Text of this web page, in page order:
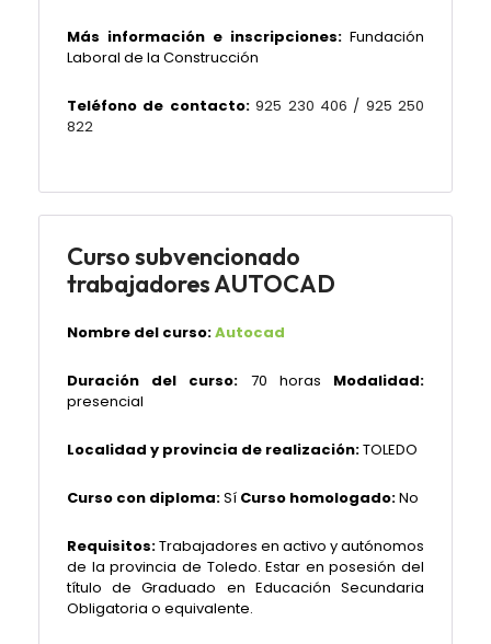
Más información e inscripciones: Fundación
Laboral de la Construcción
Teléfono de contacto:925 230 406 / 925 250
822
Curso subvencionado
trabajadores AUTOCAD
Nombre del curso:Autocad
Duración del curso: 70 horas Modalidad:
presencial
Localidad y provincia de realización:TOLEDO
Curso con diploma:Sí Curso homologado:No
Requisitos:Trabajadores en activo y autónomos
de la provincia de Toledo. Estar en posesión del
título de Graduado en Educación Secundaria
Obligatoria o equivalente.